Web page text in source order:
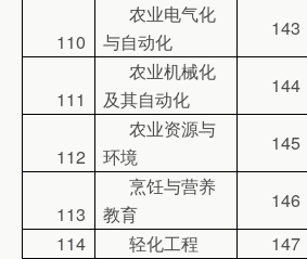
110
农业电气化
与自动化
143
111
农业机械化
及其自动化
144
112
农业资源与
环境
145
113
烹饪与营养
教育
146
114
轻化工程 147